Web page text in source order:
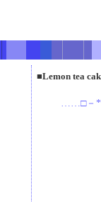
■Lemon tea
……□－